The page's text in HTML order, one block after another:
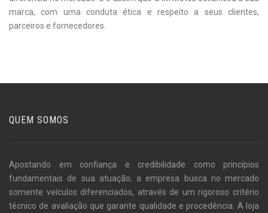
marca, com uma conduta ética e respeito a seus clientes,
parceiros e fornecedores.
QUEM SOMOS
Apostando em confiança e credibilidade como princípios
fundamentais de sua atuação, a empresa busca no mercado
somente veículos diferenciados, através de um rigoroso critério
técnico de avaliação que garante qualidade e procedência. A loja